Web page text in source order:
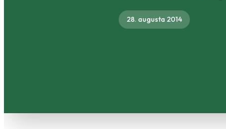
28. augusta 2014